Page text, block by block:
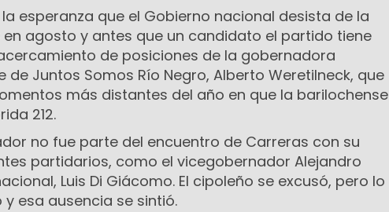
esperanza que el Gobierno nacional desista de la
en agosto y antes que un candidato el partido tiene
de posiciones de la gobernadora
de Juntos Somos Río Negro, Alberto Weretilneck, que
más distantes del año en que la barilochense
212.
no fue parte del encuentro de Carreras con su
partidarios, como el vicegobernador Alejandro
Luis Di Giácomo. El cipoleño se excusó, pero lo
esa ausencia se sintió.